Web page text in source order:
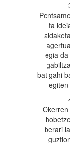
ta
egia
bat gahi
egiten
berari